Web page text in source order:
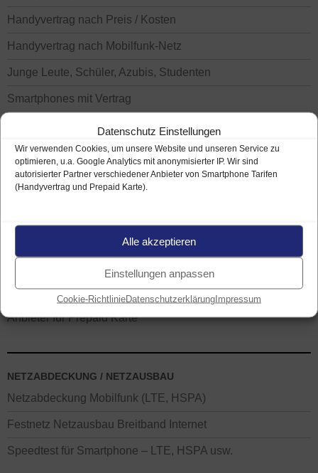
Datenschutz Einstellungen
Wir verwenden Cookies, um unsere Website und unseren Service zu
optimieren, u.a. Google Analytics mit anonymisierter IP. Wir sind
autorisierter Partner verschiedener Anbieter von Smartphone Tarifen
(Handyvertrag und Prepaid Karte).
Alle akzeptieren
Einstellungen anpassen
Cookie-RichtlinieDatenschutzerklärungImpressum
Handyvertrag nach Preis / Kosten
Handyvertrag nach Mobilfunk-Netz
Junge Leute, Schüler, Azubis, Studenten
Smartphones mit Vertrag
Anbieter für Handyvertrag
Prepaid Tarife nach Datenvolumen
Prepaid Tarife nach Preis / Kosten
Prepaid Tarife nach Mobilfunk-Netz
Anbieter für Prepaid Karte
NETZABDECKUNG / NETZAUSBAU
Netzabdeckung Mobilfunk (LTE, HSPA)
Festnetz Netzausbau Breitband Internet
Speedtest für Smartphone – LTE, HSPA usw.